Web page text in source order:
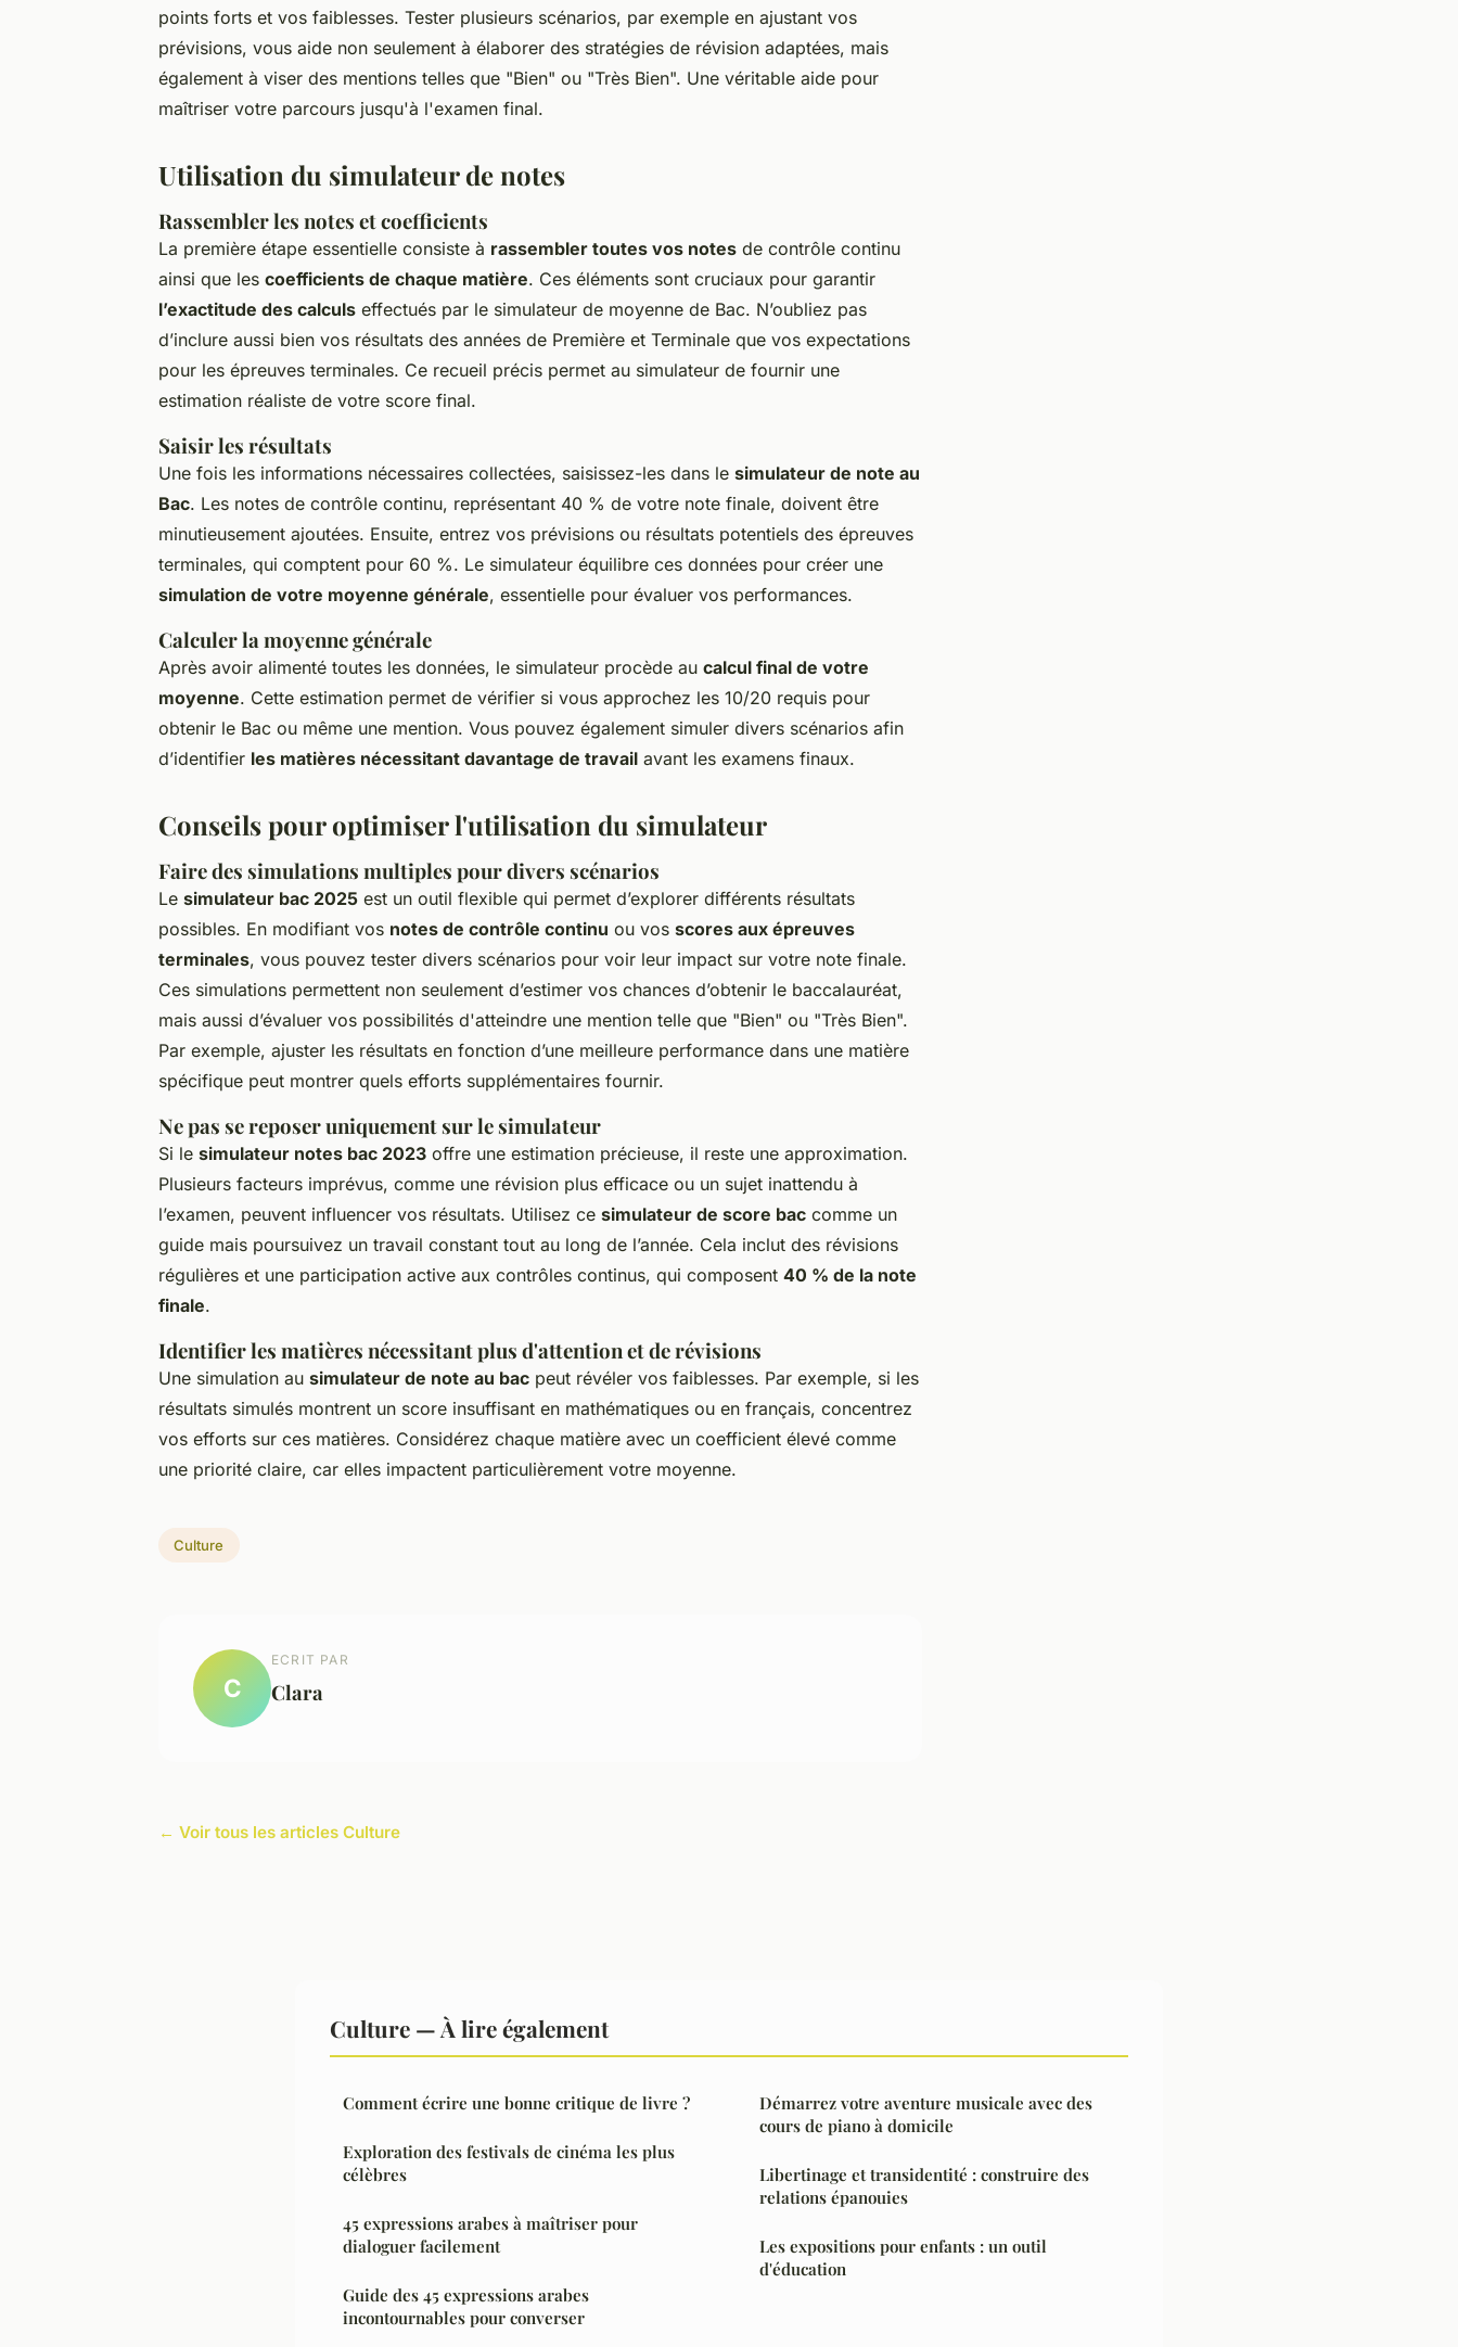
points forts et vos faiblesses. Tester plusieurs scénarios, par exemple en ajustant vos
prévisions, vous aide non seulement à élaborer des stratégies de révision adaptées, mais
également à viser des mentions telles que "Bien" ou "Très Bien". Une véritable aide pour
maîtriser votre parcours jusqu'à l'examen final.
Utilisation du simulateur de notes
Rassembler les notes et coefficients
La première étape essentielle consiste à rassembler toutes vos notes de contrôle continu
ainsi que les coefficients de chaque matière. Ces éléments sont cruciaux pour garantir
l’exactitude des calculs effectués par le simulateur de moyenne de Bac. N’oubliez pas
d’inclure aussi bien vos résultats des années de Première et Terminale que vos expectations
pour les épreuves terminales. Ce recueil précis permet au simulateur de fournir une
estimation réaliste de votre score final.
Saisir les résultats
Une fois les informations nécessaires collectées, saisissez-les dans le simulateur de note au
Bac. Les notes de contrôle continu, représentant 40 % de votre note finale, doivent être
minutieusement ajoutées. Ensuite, entrez vos prévisions ou résultats potentiels des épreuves
terminales, qui comptent pour 60 %. Le simulateur équilibre ces données pour créer une
simulation de votre moyenne générale, essentielle pour évaluer vos performances.
Calculer la moyenne générale
Après avoir alimenté toutes les données, le simulateur procède au calcul final de votre
moyenne. Cette estimation permet de vérifier si vous approchez les 10/20 requis pour
obtenir le Bac ou même une mention. Vous pouvez également simuler divers scénarios afin
d’identifier les matières nécessitant davantage de travail avant les examens finaux.
Conseils pour optimiser l'utilisation du simulateur
Faire des simulations multiples pour divers scénarios
Le simulateur bac 2025 est un outil flexible qui permet d’explorer différents résultats
possibles. En modifiant vos notes de contrôle continu ou vos scores aux épreuves
terminales, vous pouvez tester divers scénarios pour voir leur impact sur votre note finale.
Ces simulations permettent non seulement d’estimer vos chances d’obtenir le baccalauréat,
mais aussi d’évaluer vos possibilités d'atteindre une mention telle que "Bien" ou "Très Bien".
Par exemple, ajuster les résultats en fonction d’une meilleure performance dans une matière
spécifique peut montrer quels efforts supplémentaires fournir.
Ne pas se reposer uniquement sur le simulateur
Si le simulateur notes bac 2023 offre une estimation précieuse, il reste une approximation.
Plusieurs facteurs imprévus, comme une révision plus efficace ou un sujet inattendu à
l’examen, peuvent influencer vos résultats. Utilisez ce simulateur de score bac comme un
guide mais poursuivez un travail constant tout au long de l’année. Cela inclut des révisions
régulières et une participation active aux contrôles continus, qui composent 40 % de la note
finale.
Identifier les matières nécessitant plus d'attention et de révisions
Une simulation au simulateur de note au bac peut révéler vos faiblesses. Par exemple, si les
résultats simulés montrent un score insuffisant en mathématiques ou en français, concentrez
vos efforts sur ces matières. Considérez chaque matière avec un coefficient élevé comme
une priorité claire, car elles impactent particulièrement votre moyenne.
Culture
C
ECRIT PAR
Clara
← Voir tous les articles Culture
Culture — À lire également
Comment écrire une bonne critique de livre ?
Exploration des festivals de cinéma les plus
célèbres
45 expressions arabes à maîtriser pour
dialoguer facilement
Guide des 45 expressions arabes
incontournables pour converser
Démarrez votre aventure musicale avec des
cours de piano à domicile
Libertinage et transidentité : construire des
relations épanouies
Les expositions pour enfants : un outil
d'éducation